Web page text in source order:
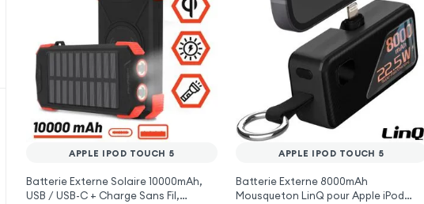
APPLE IPOD TOUCH 5
Batterie Externe Solaire 10000mAh,
USB / USB-C + Charge Sans Fil,
APPLE IPOD TOUCH 5
Batterie Externe 8000mAh
Mousqueton LinQ pour Apple iPod